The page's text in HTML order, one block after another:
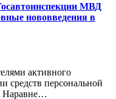
МВД
нововведения в
средств персональной
Наравне…